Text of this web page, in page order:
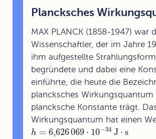
Plancksches
MAX PLANCK (1858-1947) war
Wissenschaftler, der im Jahre
ihm aufgestellte
begründete und dabei eine
einführte, die heute die
plancksches Wirkungsquantum
plancksche Konstante trägt.
Wirkungsquantum hat einen
h = 6,626069 ⋅ 10−34 J ⋅ s